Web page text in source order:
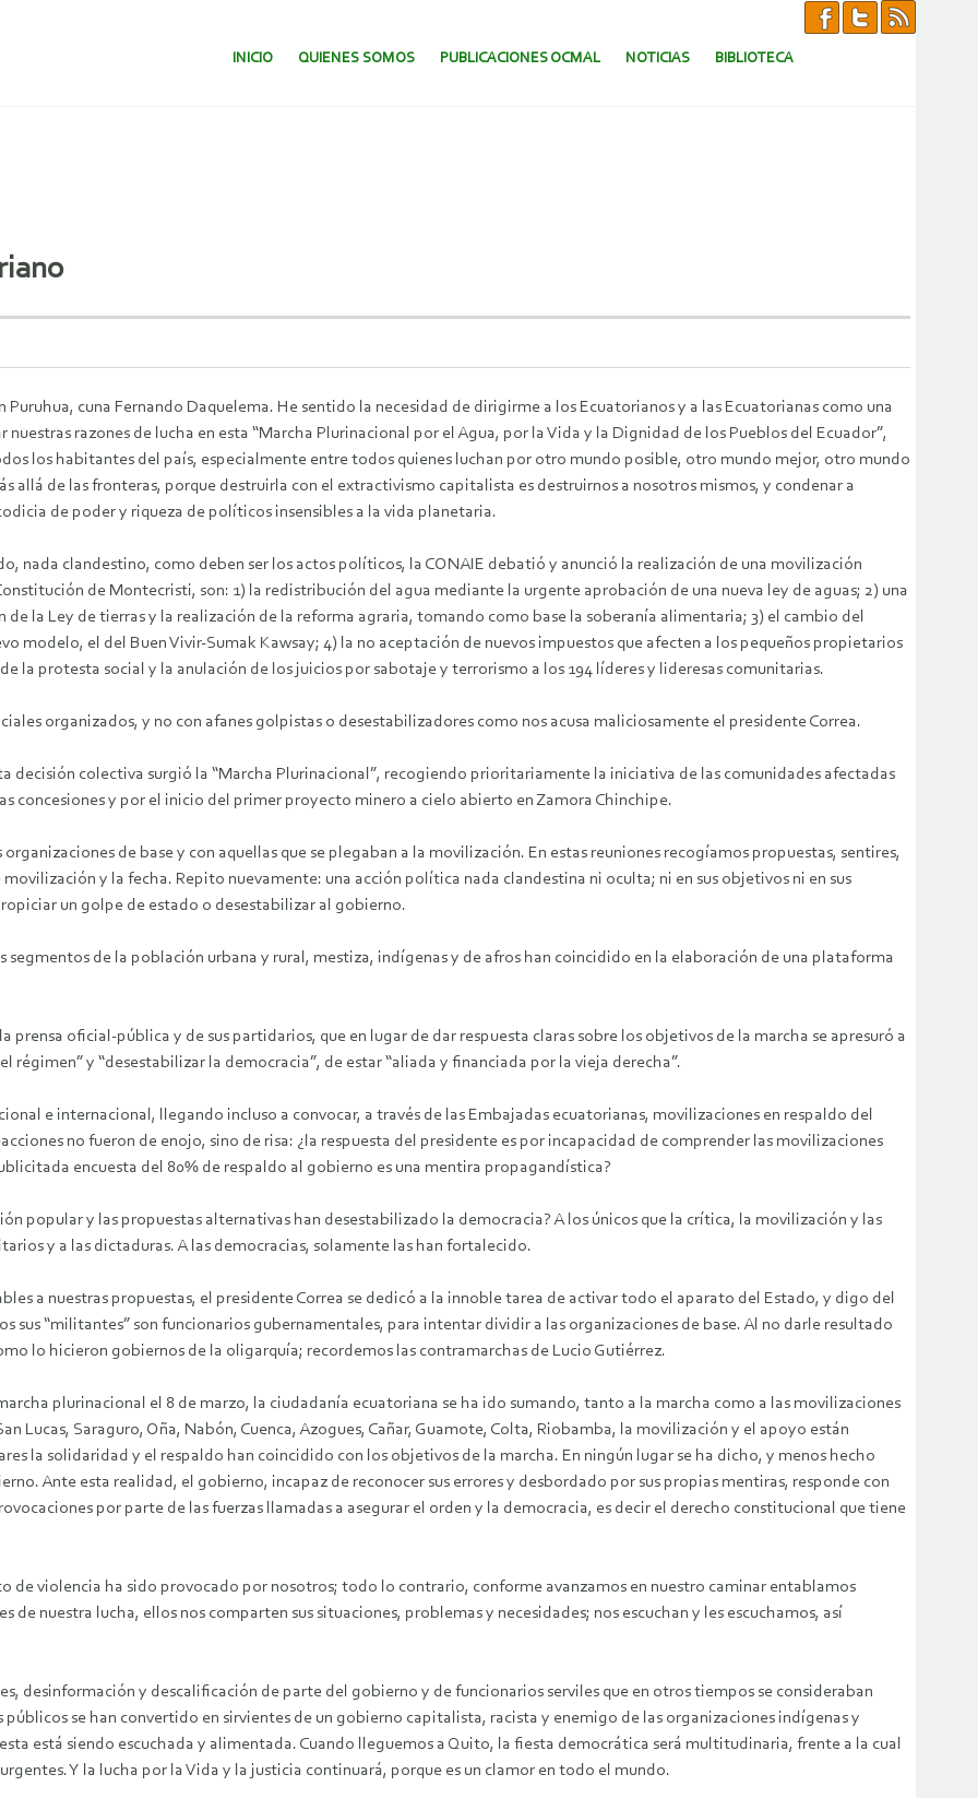
SALTAR AL CONTENIDO.
INICIO QUIENES SOMOS PUBLICACIONES OCMAL NOTICIAS BIBLIOTECA
cuna Fernando Daquelema. He sentido la necesidad de dirigirme a los Ecuatorianos y a las Ecuatorianas como una
razones de lucha en esta “Marcha Plurinacional por el Agua, por la Vida y la Dignidad de los Pueblos del Ecuador”,
los habitantes del país, especialmente entre todos quienes luchan por otro mundo posible, otro mundo mejor, otro mundo
allá de las fronteras, porque destruirla con el extractivismo capitalista es destruirnos a nosotros mismos, y condenar a
de poder y riqueza de políticos insensibles a la vida planetaria.
nada clandestino, como deben ser los actos políticos, la CONAIE debatió y anunció la realización de una movilización
de Montecristi, son: 1) la redistribución del agua mediante la urgente aprobación de una nueva ley de aguas; 2) una
la Ley de tierras y la realización de la reforma agraria, tomando como base la soberanía alimentaria; 3) el cambio del
modelo, el del Buen Vivir-Sumak Kawsay; 4) la no aceptación de nuevos impuestos que afecten a los pequeños propietarios
la protesta social y la anulación de los juicios por sabotaje y terrorismo a los 194 líderes y lideresas comunitarias.
organizados, y no con afanes golpistas o desestabilizadores como nos acusa maliciosamente el presidente Correa.
decisión colectiva surgió la “Marcha Plurinacional”, recogiendo prioritariamente la iniciativa de las comunidades afectadas
concesiones y por el inicio del primer proyecto minero a cielo abierto en Zamora Chinchipe.
de base y con aquellas que se plegaban a la movilización. En estas reuniones recogíamos propuestas, sentires,
y la fecha. Repito nuevamente: una acción política nada clandestina ni oculta; ni en sus objetivos ni en sus
un golpe de estado o desestabilizar al gobierno.
de la población urbana y rural, mestiza, indígenas y de afros han coincidido en la elaboración de una plataforma
prensa oficial-pública y de sus partidarios, que en lugar de dar respuesta claras sobre los objetivos de la marcha se apresuró a
y “desestabilizar la democracia”, de estar “aliada y financiada por la vieja derecha”.
e internacional, llegando incluso a convocar, a través de las Embajadas ecuatorianas, movilizaciones en respaldo del
no fueron de enojo, sino de risa: ¿la respuesta del presidente es por incapacidad de comprender las movilizaciones
encuesta del 80% de respaldo al gobierno es una mentira propagandística?
popular y las propuestas alternativas han desestabilizado la democracia? A los únicos que la crítica, la movilización y las
y a las dictaduras. A las democracias, solamente las han fortalecido.
a nuestras propuestas, el presidente Correa se dedicó a la innoble tarea de activar todo el aparato del Estado, y digo del
sus “militantes” son funcionarios gubernamentales, para intentar dividir a las organizaciones de base. Al no darle resultado
lo hicieron gobiernos de la oligarquía; recordemos las contramarchas de Lucio Gutiérrez.
plurinacional el 8 de marzo, la ciudadanía ecuatoriana se ha ido sumando, tanto a la marcha como a las movilizaciones
Lucas, Saraguro, Oña, Nabón, Cuenca, Azogues, Cañar, Guamote, Colta, Riobamba, la movilización y el apoyo están
la solidaridad y el respaldo han coincidido con los objetivos de la marcha. En ningún lugar se ha dicho, y menos hecho
Ante esta realidad, el gobierno, incapaz de reconocer sus errores y desbordado por sus propias mentiras, responde con
por parte de las fuerzas llamadas a asegurar el orden y la democracia, es decir el derecho constitucional que tiene
de violencia ha sido provocado por nosotros; todo lo contrario, conforme avanzamos en nuestro caminar entablamos
de nuestra lucha, ellos nos comparten sus situaciones, problemas y necesidades; nos escuchan y les escuchamos, así
desinformación y descalificación de parte del gobierno y de funcionarios serviles que en otros tiempos se consideraban
se han convertido en sirvientes de un gobierno capitalista, racista y enemigo de las organizaciones indígenas y
está siendo escuchada y alimentada. Cuando lleguemos a Quito, la fiesta democrática será multitudinaria, frente a la cual
Y la lucha por la Vida y la justicia continuará, porque es un clamor en todo el mundo.